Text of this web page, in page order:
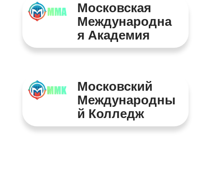
Московская
Международна
Я Академия
Московский
Международны
Й Колледж